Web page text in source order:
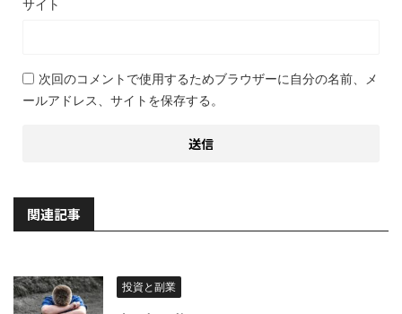
サイト
次回のコメントで使用するためブラウザーに自分の名前、メ
ールアドレス、サイトを保存する。
関連記事
投資と副業